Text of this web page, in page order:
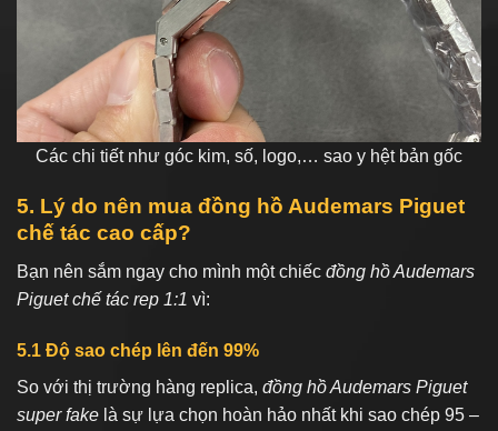
Các chi tiết như góc kim, số, logo,… sao y hệt bản gốc
5. Lý do nên mua đồng hồ Audemars Piguet
chế tác cao cấp?
Bạn nên sắm ngay cho mình một chiếc đồng hồ Audemars
Piguet chế tác rep 1:1 vì:
5.1 Độ sao chép lên đến 99%
So với thị trường hàng replica, đồng hồ Audemars Piguet
super fake là sự lựa chọn hoàn hảo nhất khi sao chép 95 –